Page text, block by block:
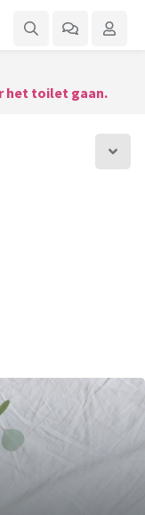
het toilet gaan.